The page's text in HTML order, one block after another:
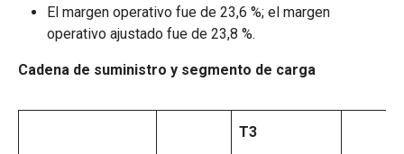
El margen operativo fue de 23,6 %; el margen
operativo ajustado fue de 23,8 %.
Cadena de suministro y segmento de carga
T3